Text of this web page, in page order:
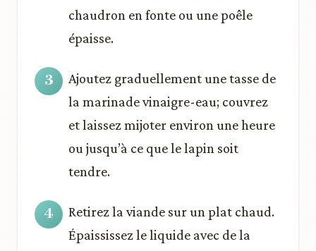
chaudron en fonte ou une poêle
épaisse.
Ajoutez graduellement une tasse de
la marinade vinaigre-eau; couvrez
et laissez mijoter environ une heure
ou jusqu’à ce que le lapin soit
tendre.
Retirez la viande sur un plat chaud.
Épaississez le liquide avec de la